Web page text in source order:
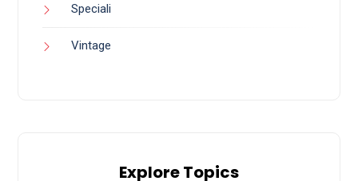
Speciali
Vintage
Explore Topics